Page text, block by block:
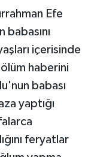
Efe
içerisinde
haberini
babası
yaptığı
feryatlar